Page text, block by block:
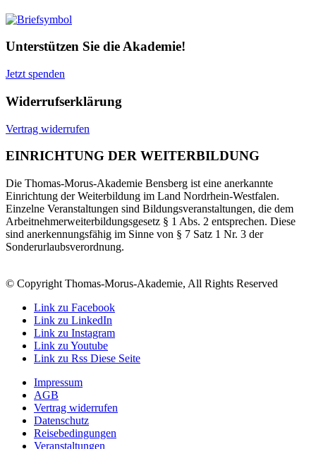
Unterstützen Sie die Akademie!
Jetzt spenden
Widerrufserklärung
Vertrag widerrufen
EINRICHTUNG DER WEITERBILDUNG
Die Thomas-Morus-Akademie Bensberg ist eine anerkannte
Einrichtung der Weiterbildung im Land Nordrhein-Westfalen.
Einzelne Veranstaltungen sind Bildungsveranstaltungen, die dem
Arbeitnehmerweiterbildungsgesetz § 1 Abs. 2 entsprechen. Diese
sind anerkennungsfähig im Sinne von § 7 Satz 1 Nr. 3 der
Sonderurlaubsverordnung.
© Copyright Thomas-Morus-Akademie, All Rights Reserved
Link zu Facebook
Link zu LinkedIn
Link zu Instagram
Link zu Youtube
Link zu Rss Diese Seite
Impressum
AGB
Vertrag widerrufen
Datenschutz
Reisebedingungen
Veranstaltungen